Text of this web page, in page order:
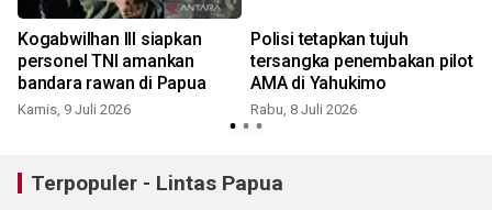
Kogabwilhan III siapkan
personel TNI amankan
bandara rawan di Papua
Kamis, 9 Juli 2026
Polisi tetapkan tujuh
tersangka penembakan pilot
AMA di Yahukimo
Rabu, 8 Juli 2026
Terpopuler - Lintas Papua